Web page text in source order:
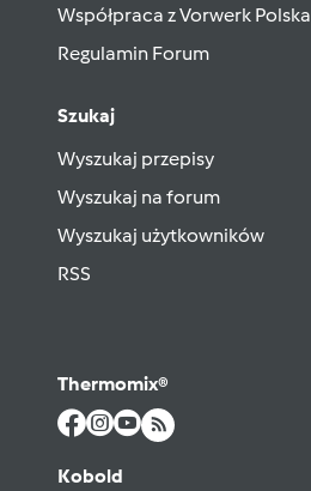
Współpraca z Vorwerk Polska
Regulamin Forum
Szukaj
Wyszukaj przepisy
Wyszukaj na forum
Wyszukaj użytkowników
RSS
Thermomix®
Kobold